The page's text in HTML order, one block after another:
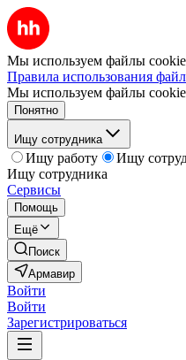
Мы используем файлы cookie,
Правила использования
Мы используем файлы
Понятно
Ищу сотрудника
Ищу работу
Ищу
Ищу сотрудника
Сервисы
Помощь
Ещё
Поиск
Армавир
Войти
Войти
Зарегистрироваться